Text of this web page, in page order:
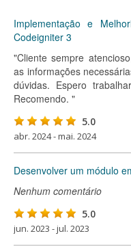
Implementação e
Codeigniter 3
"Cliente sempre
as informações
dúvidas. Espero
Recomendo. "
5.0
abr. 2024 - mai. 2024
Desenvolver um módulo
Nenhum comentário
5.0
jun. 2023 - jul. 2023